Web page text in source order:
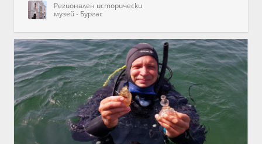
Регионален исторически
музей - Бургас